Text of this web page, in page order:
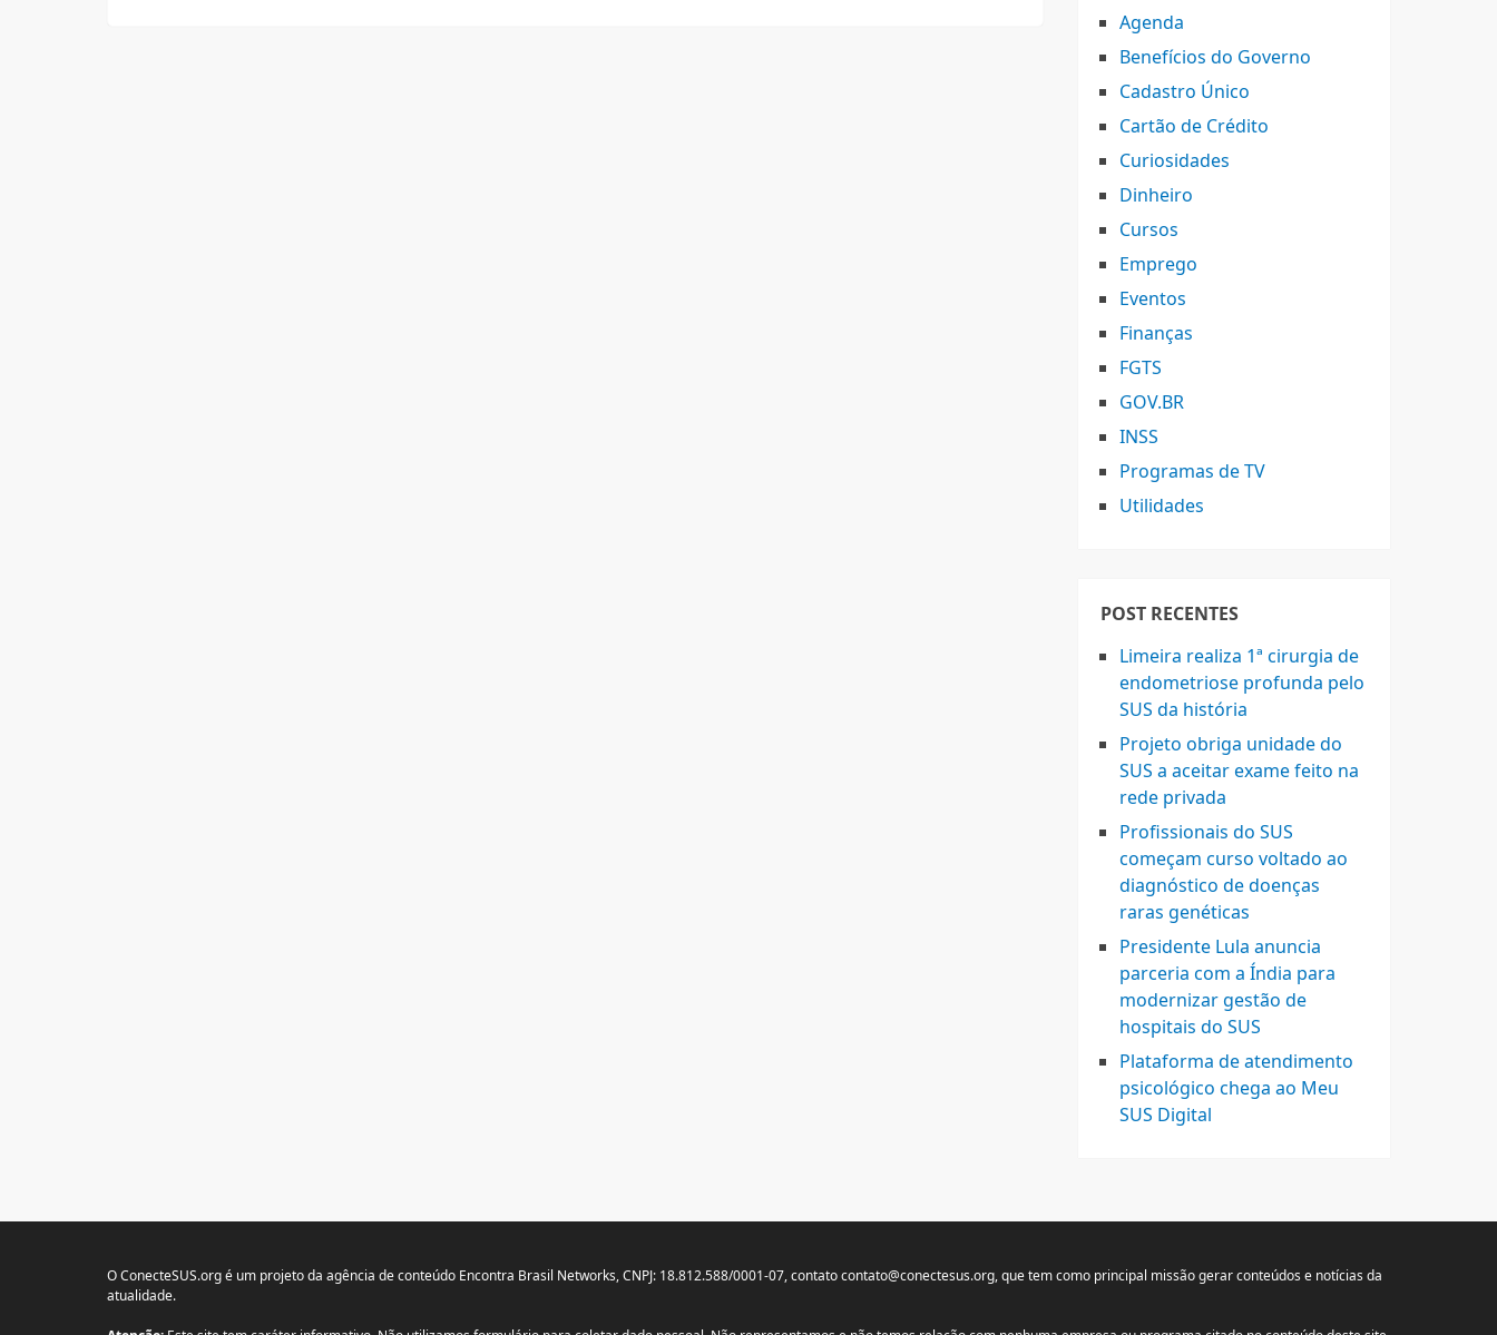
Agenda
Benefícios do Governo
Cadastro Único
Cartão de Crédito
Curiosidades
Dinheiro
Cursos
Emprego
Eventos
Finanças
FGTS
GOV.BR
INSS
Programas de TV
Utilidades
POST RECENTES
Limeira realiza 1ª cirurgia de
endometriose profunda pelo
SUS da história
Projeto obriga unidade do
SUS a aceitar exame feito na
rede privada
Profissionais do SUS
começam curso voltado ao
diagnóstico de doenças
raras genéticas
Presidente Lula anuncia
parceria com a Índia para
modernizar gestão de
hospitais do SUS
Plataforma de atendimento
psicológico chega ao Meu
SUS Digital
O ConecteSUS.org é um projeto da agência de conteúdo Encontra Brasil Networks, CNPJ: 18.812.588/0001-07, contatocontato@conectesus.org, que tem como principal missão gerar conteúdos e notícias da
atualidade.